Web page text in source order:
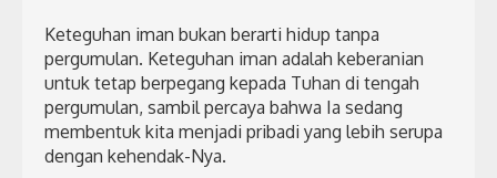
Keteguhan iman bukan berarti hidup tanpa
pergumulan. Keteguhan iman adalah keberanian
untuk tetap berpegang kepada Tuhan di tengah
pergumulan, sambil percaya bahwa Ia sedang
membentuk kita menjadi pribadi yang lebih serupa
dengan kehendak-Nya.